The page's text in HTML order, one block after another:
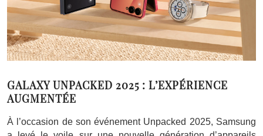
GALAXY UNPACKED 2025 : L’EXPÉRIENCE
AUGMENTÉE
À l’occasion de son événement Unpacked 2025, Samsung